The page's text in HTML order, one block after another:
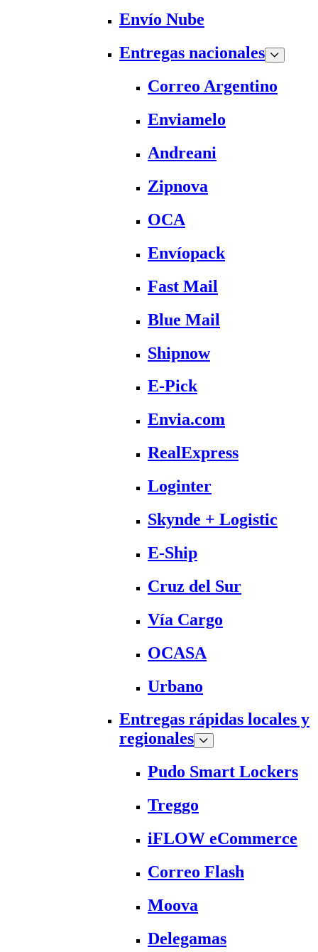
Envío Nube
Entregas nacionales
Correo Argentino
Enviamelo
Andreani
Zipnova
OCA
Envíopack
Fast Mail
Blue Mail
Shipnow
E-Pick
Envia.com
RealExpress
Loginter
Skynde + Logistic
E-Ship
Cruz del Sur
Vía Cargo
OCASA
Urbano
Entregas rápidas locales y
regionales
Pudo Smart Lockers
Treggo
iFLOW eCommerce
Correo Flash
Moova
Delegamas